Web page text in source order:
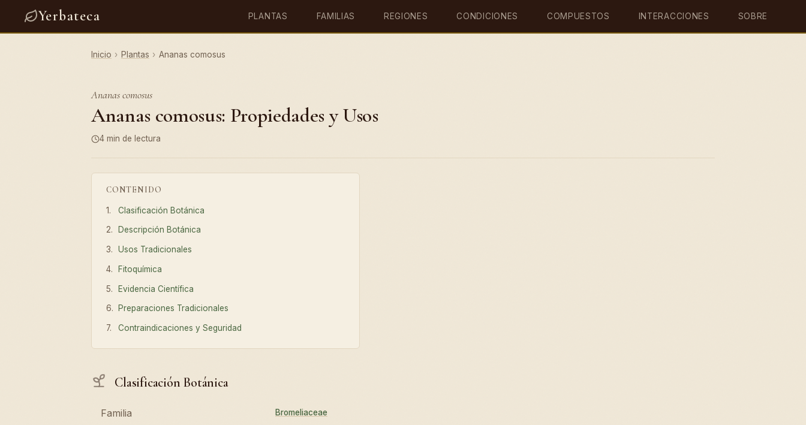
Yerbateca PLANTAS FAMILIAS REGIONES CONDICIONES COMPUESTOS INTERACCIONES SOBRE
Inicio › Plantas › Ananas comosus
Ananas comosus
Ananas comosus: Propiedades y Usos
4 min de lectura
CONTENIDO
Clasificación Botánica
Descripción Botánica
Usos Tradicionales
Fitoquímica
Evidencia Científica
Preparaciones Tradicionales
Contraindicaciones y Seguridad
Clasificación Botánica
Familia Bromeliaceae